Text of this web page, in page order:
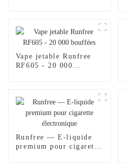
Vape jetable Runfree
RF605 - 20 000
Runfree — E-liquide
premium pour cigarette